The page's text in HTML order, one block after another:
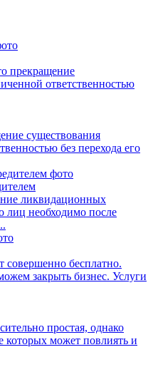
прекращение
ответственностью
существования
без перехода его
ликвидационных
лиц необходимо после
бесплатно.
закрыть бизнес. Услуги
простая, однако
которых может повлиять и